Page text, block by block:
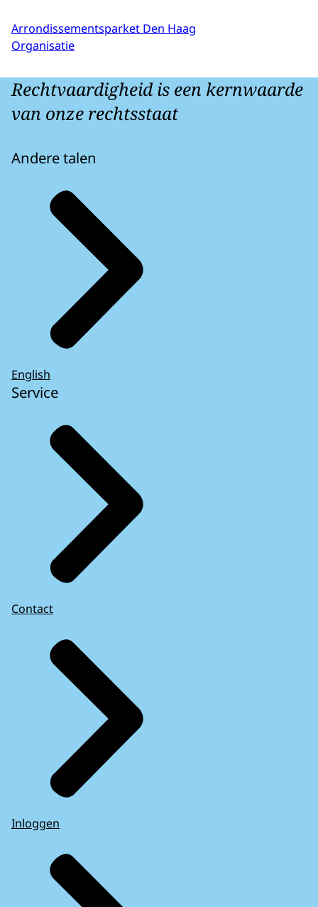
Arrondissementsparket Den Haag
Organisatie
Rechtvaardigheid is een kernwaarde
van onze rechtsstaat
Andere talen
English
Service
Contact
Inloggen